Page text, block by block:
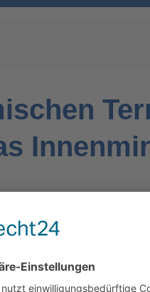
STRASSE IN
SCHULE DES
angeprangert.